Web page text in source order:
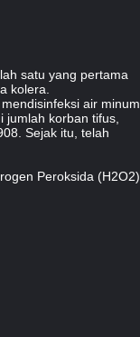
satu yang pertama
kolera.
air minum
korban tifus,
Sejak itu, telah
Peroksida (H2O2)